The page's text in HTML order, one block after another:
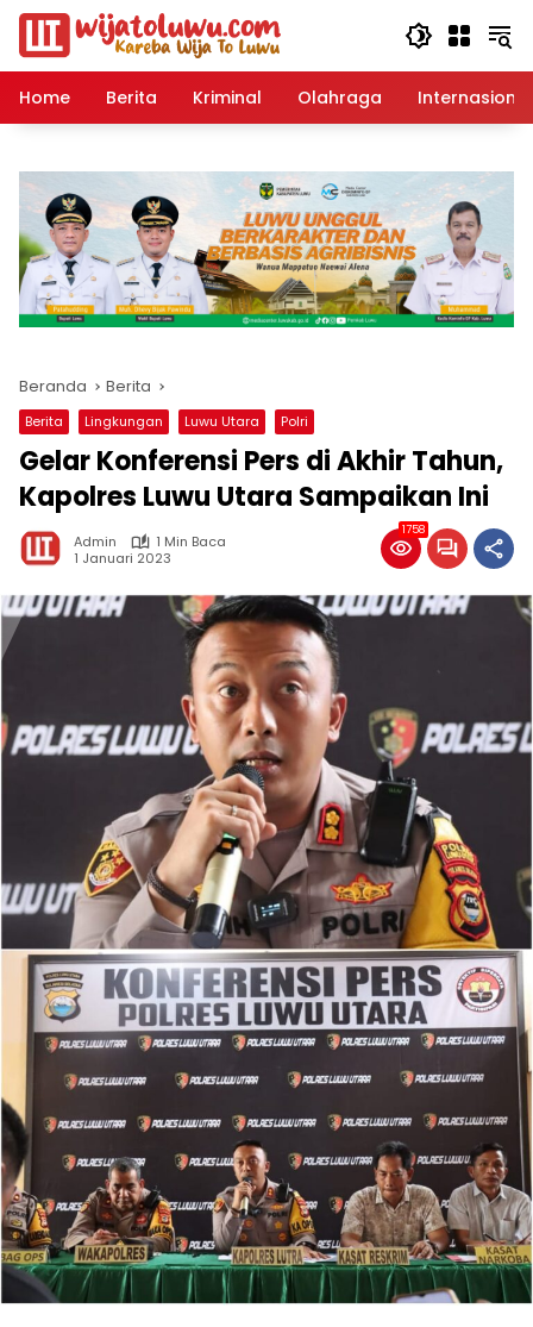
Langsung
konten
Home
Berita Kriminal Olahraga Internasional
Beranda Berita
Berita Lingkungan Luwu Utara Polri
Gelar Konferensi Pers di Akhir Tahun,
Kapolres Luwu Utara Sampaikan Ini
Admin
1 Min Baca
1 Januari 2023
1758